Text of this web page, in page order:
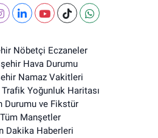
Nöbetçi Eczaneler
Hava Durumu
Namaz Vakitleri
Yoğunluk Haritası
Durumu ve Fikstür
Tüm Manşetler
Dakika Haberleri